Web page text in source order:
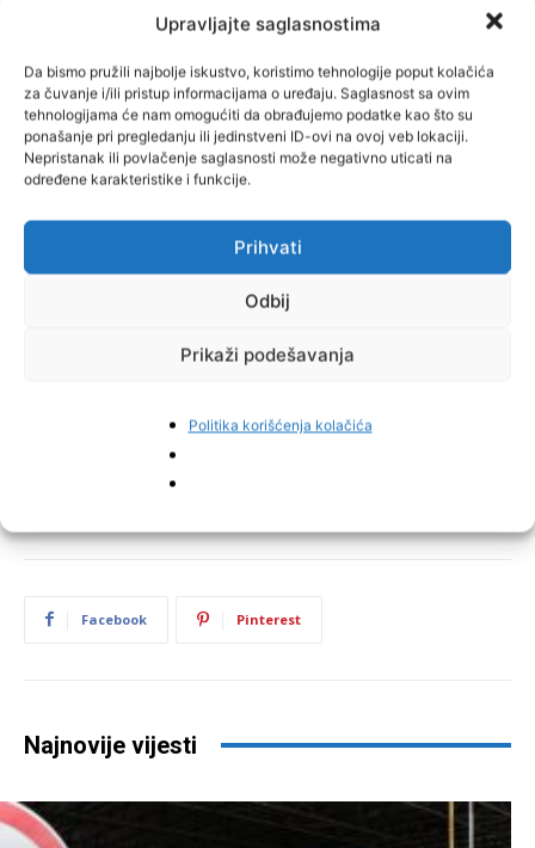
Upravljajte saglasnostima
Da bismo pružili najbolje iskustvo, koristimo tehnologije poput kolačića
za čuvanje i/ili pristup informacijama o uređaju. Saglasnost sa ovim
tehnologijama će nam omogućiti da obrađujemo podatke kao što su
ponašanje pri pregledanju ili jedinstveni ID-ovi na ovoj veb lokaciji.
Nepristanak ili povlačenje saglasnosti može negativno uticati na
određene karakteristike i funkcije.
Prihvati
Odbij
Prikaži podešavanja
Politika korišćenja kolačića
Facebook Pinterest
Najnovije vijesti